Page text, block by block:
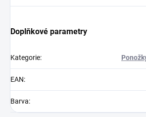
Doplňkové parametry
Kategorie:
EAN:
Barva: